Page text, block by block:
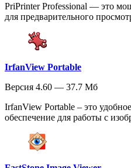
PriPrinter Professional — это
для предварительного
IrfanView Portable
Версия 4.60 — 37.7 Мб
IrfanView Portable – это
обеспечение для работы с